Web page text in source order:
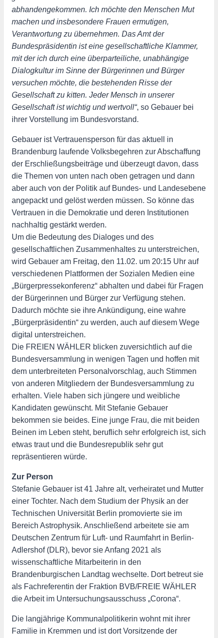
abhandengekommen. Ich möchte den Menschen Mut
machen und insbesondere Frauen ermutigen,
Verantwortung zu übernehmen. Das Amt der
Bundespräsidentin ist eine gesellschaftliche Klammer,
mit der ich durch eine überparteiliche, unabhängige
Dialogkultur im Sinne der Bürgerinnen und Bürger
versuchen möchte, die bestehenden Risse der
Gesellschaft zu kitten. Jeder Mensch in unserer
Gesellschaft ist wichtig und wertvoll“, so Gebauer bei
ihrer Vorstellung im Bundesvorstand.
Gebauer ist Vertrauensperson für das aktuell in
Brandenburg laufende Volksbegehren zur Abschaffung
der Erschließungsbeiträge und überzeugt davon, dass
die Themen von unten nach oben getragen und dann
aber auch von der Politik auf Bundes- und Landesebene
angepackt und gelöst werden müssen. So könne das
Vertrauen in die Demokratie und deren Institutionen
nachhaltig gestärkt werden.
Um die Bedeutung des Dialoges und des
gesellschaftlichen Zusammenhaltes zu unterstreichen,
wird Gebauer am Freitag, den 11.02. um 20:15 Uhr auf
verschiedenen Plattformen der Sozialen Medien eine
„Bürgerpressekonferenz“ abhalten und dabei für Fragen
der Bürgerinnen und Bürger zur Verfügung stehen.
Dadurch möchte sie ihre Ankündigung, eine wahre
„Bürgerpräsidentin“ zu werden, auch auf diesem Wege
digital unterstreichen.
Die FREIEN WÄHLER blicken zuversichtlich auf die
Bundesversammlung in wenigen Tagen und hoffen mit
dem unterbreiteten Personalvorschlag, auch Stimmen
von anderen Mitgliedern der Bundesversammlung zu
erhalten. Viele haben sich jüngere und weibliche
Kandidaten gewünscht. Mit Stefanie Gebauer
bekommen sie beides. Eine junge Frau, die mit beiden
Beinen im Leben steht, beruflich sehr erfolgreich ist, sich
etwas traut und die Bundesrepublik sehr gut
repräsentieren würde.
Zur Person
Stefanie Gebauer ist 41 Jahre alt, verheiratet und Mutter
einer Tochter. Nach dem Studium der Physik an der
Technischen Universität Berlin promovierte sie im
Bereich Astrophysik. Anschließend arbeitete sie am
Deutschen Zentrum für Luft- und Raumfahrt in Berlin-
Adlershof (DLR), bevor sie Anfang 2021 als
wissenschaftliche Mitarbeiterin in den
Brandenburgischen Landtag wechselte. Dort betreut sie
als Fachreferentin der Fraktion BVB/FREIE WÄHLER
die Arbeit im Untersuchungsausschuss „Corona“.
Die langjährige Kommunalpolitikerin wohnt mit ihrer
Familie in Kremmen und ist dort Vorsitzende der